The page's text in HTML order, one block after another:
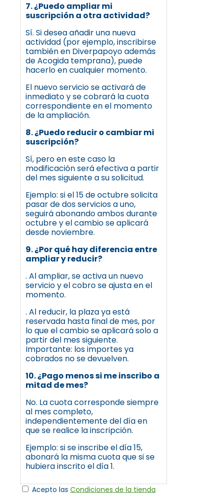
7. ¿Puedo ampliar mi
suscripción a otra actividad?
Sí. Si desea añadir una nueva
actividad (por ejemplo, inscribirse
también en Diverpapoyo además
de Acogida temprana), puede
hacerlo en cualquier momento.
El nuevo servicio se activará de
inmediato y se cobrará la cuota
correspondiente en el momento
de la ampliación.
8. ¿Puedo reducir o cambiar mi
suscripción?
Sí, pero en este caso la
modificación será efectiva a partir
del mes siguiente a su solicitud.
Ejemplo: si el 15 de octubre solicita
pasar de dos servicios a uno,
seguirá abonando ambos durante
octubre y el cambio se aplicará
desde noviembre.
9. ¿Por qué hay diferencia entre
ampliar y reducir?
. Al ampliar, se activa un nuevo
servicio y el cobro se ajusta en el
momento.
. Al reducir, la plaza ya está
reservada hasta final de mes, por
lo que el cambio se aplicará solo a
partir del mes siguiente.
Importante: los importes ya
cobrados no se devuelven.
10. ¿Pago menos si me inscribo a
mitad de mes?
No. La cuota corresponde siempre
al mes completo,
independientemente del día en
que se realice la inscripción.
Ejemplo: si se inscribe el día 15,
abonará la misma cuota que si se
hubiera inscrito el día 1.
Acepto las Condiciones de la tienda